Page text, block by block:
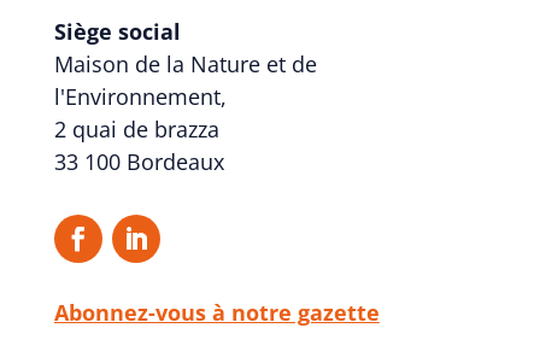
Siège social
Maison de la Nature et de
l'Environnement,
2 quai de brazza
33 100 Bordeaux
Abonnez-vous à notre gazette